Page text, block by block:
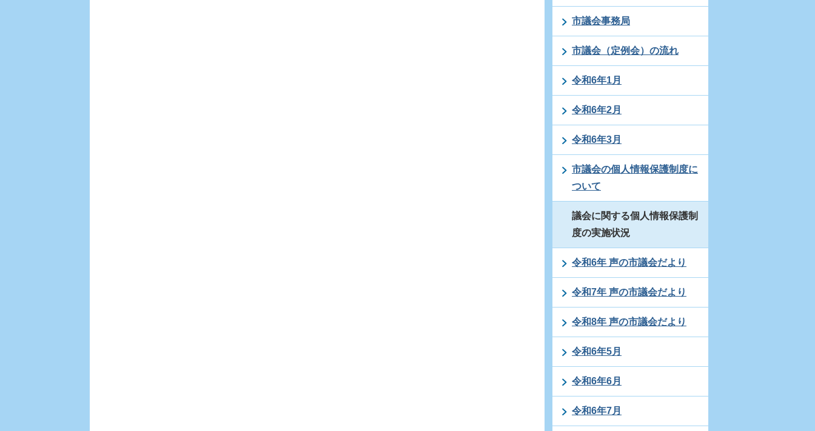
市議会事務局
市議会（定例会）の流れ
令和6年1月
令和6年2月
令和6年3月
市議会の個人情報保護制度に
ついて
議会に関する個人情報保護制
度の実施状況
令和6年 声の市議会だより
令和7年 声の市議会だより
令和8年 声の市議会だより
令和6年5月
令和6年6月
令和6年7月